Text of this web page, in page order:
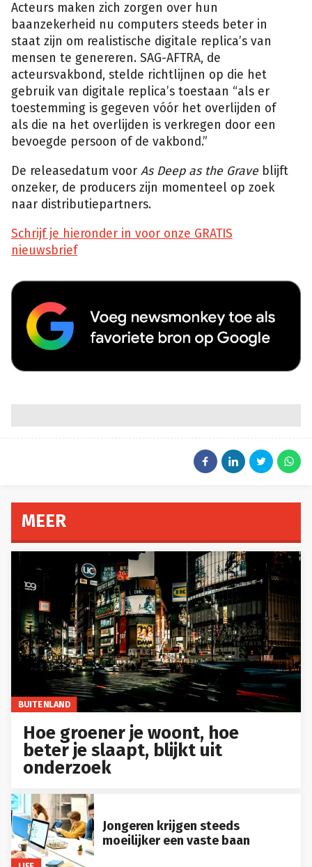
Acteurs maken zich zorgen over hun
baanzekerheid nu computers steeds beter in
staat zijn om realistische digitale replica’s van
mensen te genereren. SAG-AFTRA, de
acteursvakbond, stelde richtlijnen op die het
gebruik van digitale replica’s toestaan “als er
toestemming is gegeven vóór het overlijden of
als die na het overlijden is verkregen door een
bevoegde persoon of de vakbond.”
De releasedatum voor As Deep as the Graveblijft
onzeker, de producers zijn momenteel op zoek
naar distributiepartners.
Schrijf je hieronder in voor onze GRATIS
nieuwsbrief
MEER
BUITENLAND
Hoe groener je woont, hoe
beter je slaapt, blijkt uit
onderzoek
Jongeren krijgen steeds
moeilijker een vaste baan